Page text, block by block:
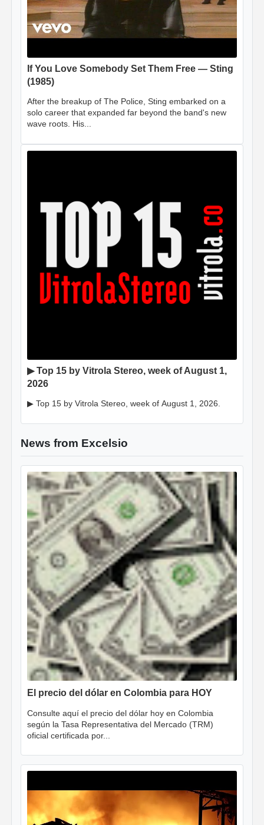
If You Love Somebody Set Them Free — Sting
(1985)
After the breakup of The Police, Sting embarked on a
solo career that expanded far beyond the band's new
wave roots. His...
▶ Top 15 by Vitrola Stereo, week of August 1,
2026
▶ Top 15 by Vitrola Stereo, week of August 1, 2026.
News from Excelsio
El precio del dólar en Colombia para HOY
Consulte aquí el precio del dólar hoy en Colombia
según la Tasa Representativa del Mercado (TRM)
oficial certificada por...